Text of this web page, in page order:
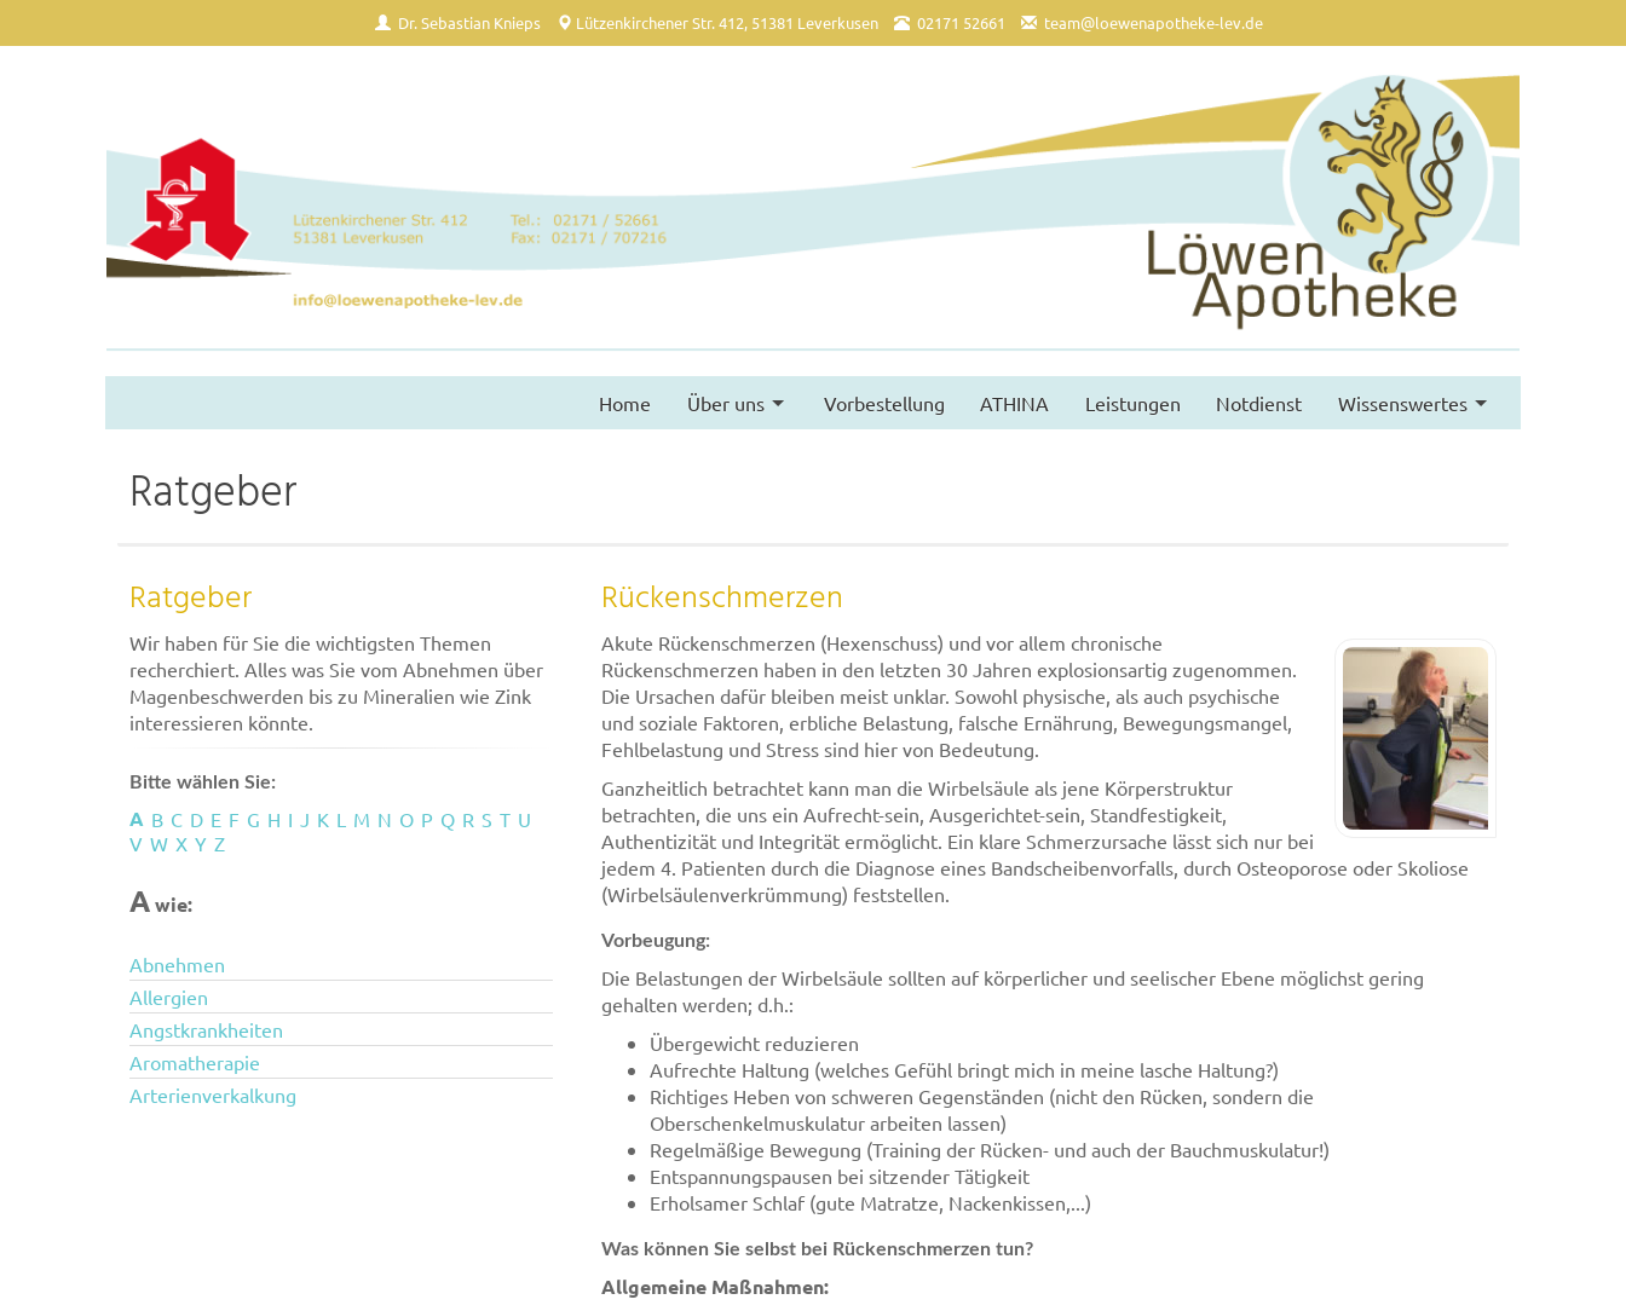
Dr. Sebastian Knieps Lützenkirchener Str. 412, 51381 Leverkusen 02171 52661 team@loewenapotheke-lev.de
Home Über uns Vorbestellung ATHINA Leistungen Notdienst Wissenswertes
Ratgeber
Ratgeber
Wir haben für Sie die wichtigsten Themen
recherchiert. Alles was Sie vom Abnehmen über
Magenbeschwerden bis zu Mineralien wie Zink
interessieren könnte.
Bitte wählen Sie:
A B C D E F G H I J K L M N O P Q R S T U
V W X Y Z
Awie:
Abnehmen
Allergien
Angstkrankheiten
Aromatherapie
Arterienverkalkung
Rückenschmerzen
Akute Rückenschmerzen (Hexenschuss) und vor allem chronische
Rückenschmerzen haben in den letzten 30 Jahren explosionsartig zugenommen.
Die Ursachen dafür bleiben meist unklar. Sowohl physische, als auch psychische
und soziale Faktoren, erbliche Belastung, falsche Ernährung, Bewegungsmangel,
Fehlbelastung und Stress sind hier von Bedeutung.
Ganzheitlich betrachtet kann man die Wirbelsäule als jene Körperstruktur
betrachten, die uns ein Aufrecht-sein, Ausgerichtet-sein, Standfestigkeit,
Authentizität und Integrität ermöglicht. Ein klare Schmerzursache lässt sich nur bei
jedem 4. Patienten durch die Diagnose eines Bandscheibenvorfalls, durch Osteoporose oder Skoliose
(Wirbelsäulenverkrümmung) feststellen.
Vorbeugung:
Die Belastungen der Wirbelsäule sollten auf körperlicher und seelischer Ebene möglichst gering
gehalten werden; d.h.:
Übergewicht reduzieren
Aufrechte Haltung (welches Gefühl bringt mich in meine lasche Haltung?)
Richtiges Heben von schweren Gegenständen (nicht den Rücken, sondern die
Oberschenkelmuskulatur arbeiten lassen)
Regelmäßige Bewegung (Training der Rücken- und auch der Bauchmuskulatur!)
Entspannungspausen bei sitzender Tätigkeit
Erholsamer Schlaf (gute Matratze, Nackenkissen,...)
Was können Sie selbst bei Rückenschmerzen tun?
Allgemeine Maßnahmen: